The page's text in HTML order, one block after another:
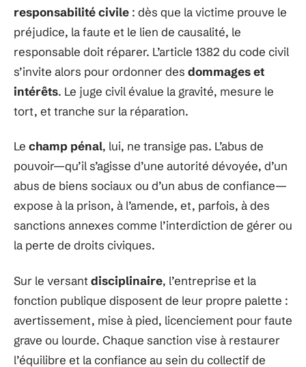
responsabilité civile : dès que la victime prouve le
préjudice, la faute et le lien de causalité, le
responsable doit réparer. L’article 1382 du code civil
s’invite alors pour ordonner des dommages et
intérêts. Le juge civil évalue la gravité, mesure le
tort, et tranche sur la réparation.
Le champ pénal, lui, ne transige pas. L’abus de
pouvoir—qu’il s’agisse d’une autorité dévoyée, d’un
abus de biens sociaux ou d’un abus de confiance—
expose à la prison, à l’amende, et, parfois, à des
sanctions annexes comme l’interdiction de gérer ou
la perte de droits civiques.
Sur le versant disciplinaire, l’entreprise et la
fonction publique disposent de leur propre palette :
avertissement, mise à pied, licenciement pour faute
grave ou lourde. Chaque sanction vise à restaurer
l’équilibre et la confiance au sein du collectif de